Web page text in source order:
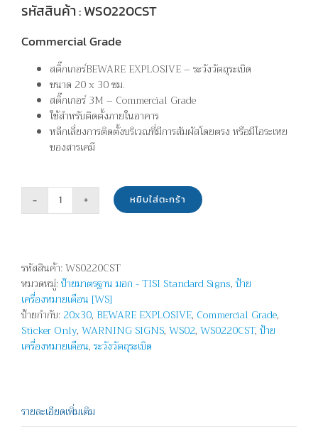
รหัสสินค้า : WS0220CST
Commercial Grade
สติ๊กเกอร์BEWARE EXPLOSIVE – ระวังวัตถุระเบิด
ขนาด 20 x 30 ซม.
สติ๊กเกอร์ 3M – Commercial Grade
ใช้สำหรับติดตั้งภายในอาคาร
หลีกเลี่ยงการติดตั้งบริเวณที่มีการสัมผัสโดยตรง หรือมีไอระเหย
ของสารเคมี
จำนวน
-
BEWARE
EXPLOSIVE
ชิ้น
หยิบใส่ตะกร้า
รหัสสินค้า:WS0220CST
หมวดหมู่:ป้ายมาตรฐาน มอก - TISI Standard Signs, ป้าย
เครื่องหมายเตือน [WS]
ป้ายกำกับ:20x30, BEWARE EXPLOSIVE, Commercial Grade,
Sticker Only, WARNING SIGNS, WS02, WS0220CST, ป้าย
เครื่องหมายเตือน, ระวังวัตถุระเบิด
รายละเอียดเพิ่มเติม